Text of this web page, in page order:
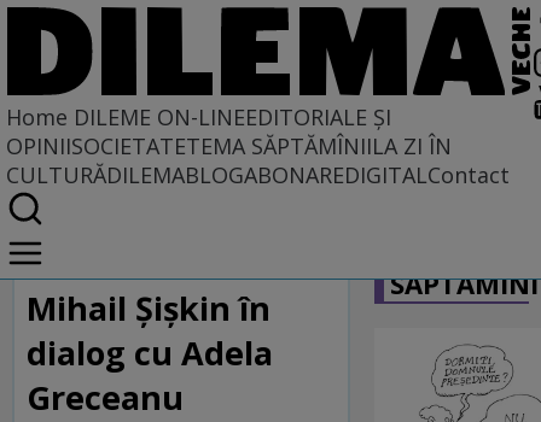
Home DILEME ON-LINEEDITORIALE ȘI
OPINIISOCIETATETEMA SĂPTĂMÎNIILA ZI ÎN
CULTURĂDILEMABLOGABONAREDIGITALContact
Home
Dileme on-line
Mihail Şişkin în
dialog cu Adela
Greceanu